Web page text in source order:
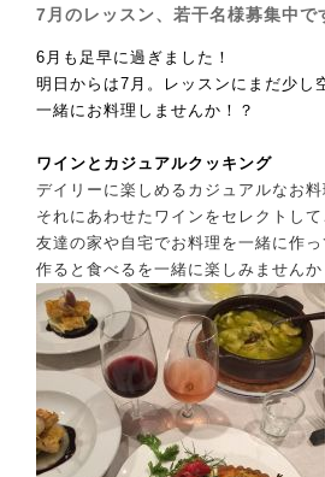
7月のレッスン、若干名様募集中で
6月も足早に過ぎました！
明日からは7月。レッスンにまだ少し
一緒にお料理しませんか！？
ワインとカジュアルクッキング
デイリーに楽しめるカジュアルなお料
それにあわせたワインをセレクトし
友達の家や自宅でお料理を一緒に作っ
作ると食べるを一緒に楽しみませんか